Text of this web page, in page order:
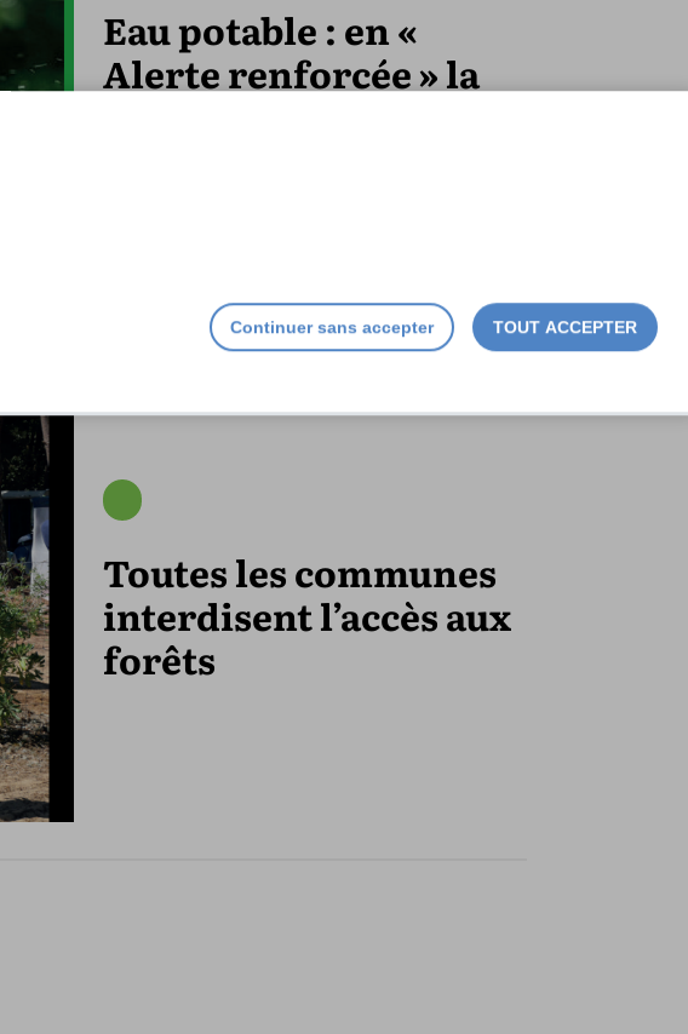
Eau potable : en «
Alerte renforcée » la
Toutes les communes
interdisent l’accès aux
forêts
TOUT ACCEPTER
Continuer sans accepter